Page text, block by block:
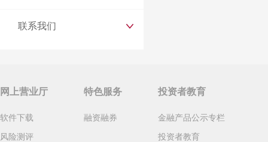
联系我们
网上营业厅
软件下载
风险测评
特色服务
融资融券
投资者教育
金融产品公示专栏
投资者教育